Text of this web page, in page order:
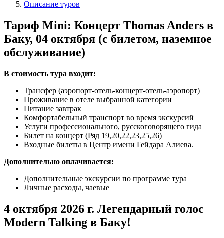
Описание туров
Тариф Mini: Концерт Thomas Anders в
Баку, 04 октября (c билетом, наземное
обслуживание)
В стоимость тура входит:
Трансфер (аэропорт-отель-концерт-отель-аэропорт)
Проживание в отеле выбранной категории
Питание завтрак
Комфортабельный транспорт во время экскурсий
Услуги профессионального, русскоговорящего гида
Билет на концерт (Ряд 19,20,22,23,25,26)
Входные билеты в Центр имени Гейдара Алиева.
Дополнительно оплачивается:
Дополнительные экскурсии по программе тура
Личные расходы, чаевые
4 октября 2026 г. Легендарный голос
Modern Talking в Баку!